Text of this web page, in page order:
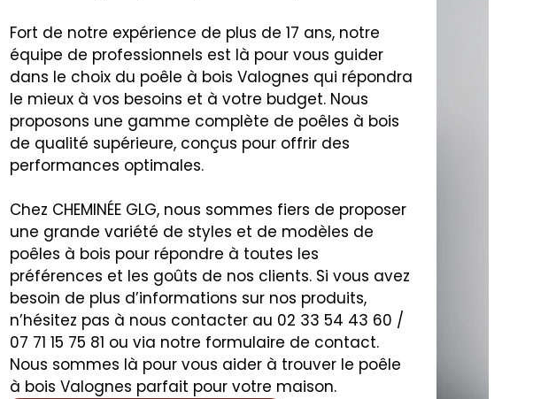
Fort de notre expérience de plus de 17 ans, notre
équipe de professionnels est là pour vous guider
dans le choix du poêle à bois Valognes qui répondra
le mieux à vos besoins et à votre budget. Nous
proposons une gamme complète de poêles à bois
de qualité supérieure, conçus pour offrir des
performances optimales.
Chez CHEMINÉE GLG, nous sommes fiers de proposer
une grande variété de styles et de modèles de
poêles à bois pour répondre à toutes les
préférences et les goûts de nos clients. Si vous avez
besoin de plus d’informations sur nos produits,
n’hésitez pas à nous contacter au 02 33 54 43 60 /
07 71 15 75 81 ou via notre formulaire de contact.
Nous sommes là pour vous aider à trouver le poêle
à bois Valognes parfait pour votre maison.